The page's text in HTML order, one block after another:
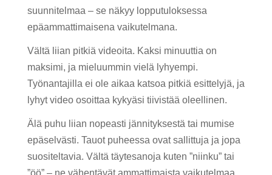
suunnitelmaa – se näkyy lopputuloksessa
epäammattimaisena vaikutelmana.
Vältä liian pitkiä videoita. Kaksi minuuttia on
maksimi, ja mieluummin vielä lyhyempi.
Työnantajilla ei ole aikaa katsoa pitkiä esittelyjä, ja
lyhyt video osoittaa kykyäsi tiivistää oleellinen.
Älä puhu liian nopeasti jännityksestä tai mumise
epäselvästi. Tauot puheessa ovat sallittuja ja jopa
suositeltavia. Vältä täytesanoja kuten ”niinku” tai
”öö” – ne vähentävät ammattimaista vaikutelmaa.